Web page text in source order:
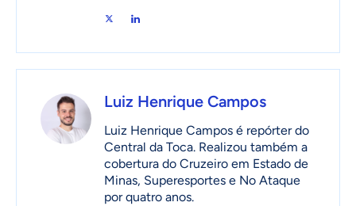
Luiz Henrique Campos
Luiz Henrique Campos é repórter do
Central da Toca. Realizou também a
cobertura do Cruzeiro em Estado de
Minas, Superesportes e No Ataque
por quatro anos.